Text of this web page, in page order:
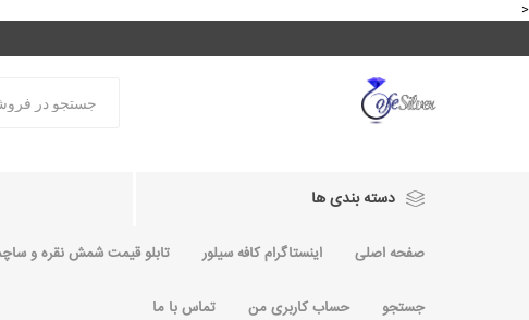
<
دسته بندی ها
صفحه اصلی اینستاگرام کافه سیلور تابلو قیمت شمش نقره و
جستجو حساب کاربری من تماس با ما